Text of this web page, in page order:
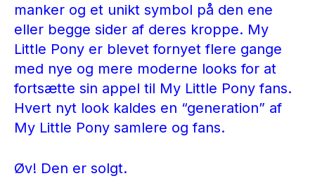
manker og et unikt symbol på den ene
eller begge sider af deres kroppe. My
Little Pony er blevet fornyet flere gange
med nye og mere moderne looks for at
fortsætte sin appel til My Little Pony fans.
Hvert nyt look kaldes en “generation” af
My Little Pony samlere og fans.
Øv! Den er solgt.